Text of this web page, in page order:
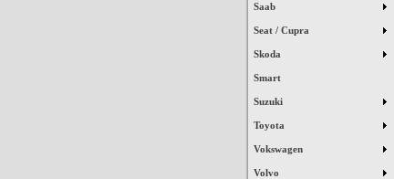
Saab
Seat / Cupra
Skoda
Smart
Suzuki
Toyota
Vokswagen
Volvo